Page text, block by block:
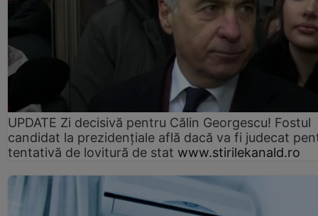
UPDATE Zi decisivă pentru Călin Georgescu! Fostul
candidat la prezidențiale află dacă va fi judecat
tentativă de lovitură de stat www.stirilekanald.ro